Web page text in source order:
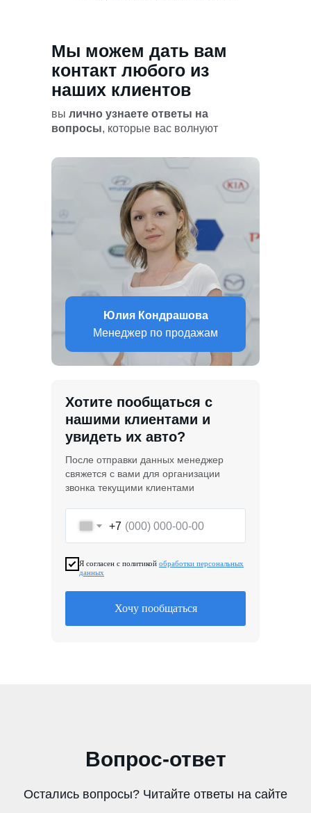
Мы можем дать вам
контакт любого из
наших клиентов
вы лично узнаете ответы на
вопросы, которые вас волнуют
+7
Я согласен с политикой обработки персональных
данных
Хочу пообщаться
Хотите пообщаться с
нашими клиентами и
увидеть их авто?
После отправки данных менеджер
свяжется с вами для организации
звонка текущими клиентами
Юлия Кондрашова
Менеджер по продажам
Вопрос-ответ
Остались вопросы? Читайте ответы на сайте